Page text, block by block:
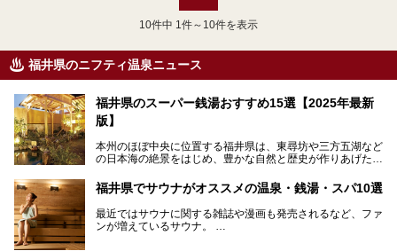
10件中 1件～10件を表示
福井県のニフティ温泉ニュース
福井県のスーパー銭湯おすすめ15選【2025年最新
版】
本州のほぼ中央に位置する福井県は、東尋坊や三方五湖など
の日本海の絶景をはじめ、豊かな自然と歴史が作りあげた見
る海産物、越前そば、ソースかつ丼などのグルメも人気で
す。
2024年春の北陸新幹線の延伸により、関西地方のみならず
首都圏からもアクセスしやすくなりました。今回は、そんな
福井県でおすすめのスーパー銭湯をご紹介します。
福井県でサウナがオススメの温泉・銭湯・スパ10選
最近ではサウナに関する雑誌や漫画も発売されるなど、ファ
ンが増えているサウナ。